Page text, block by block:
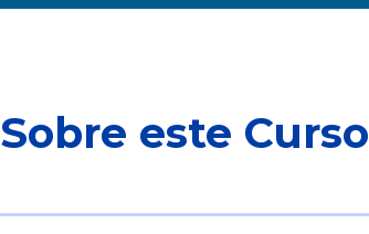
Sobre este Curso